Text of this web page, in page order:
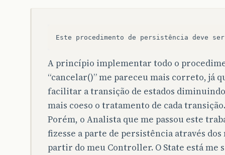
A princípio implementar todo o
“cancelar()” me pareceu mais correto, já
facilitar a transição de estados
mais coeso o tratamento de cada transição.
Porém, o Analista que me passou este
fizesse a parte de persistência através dos
partir do meu Controller. O State está me